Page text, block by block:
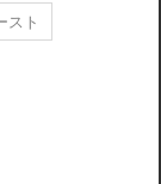
スト